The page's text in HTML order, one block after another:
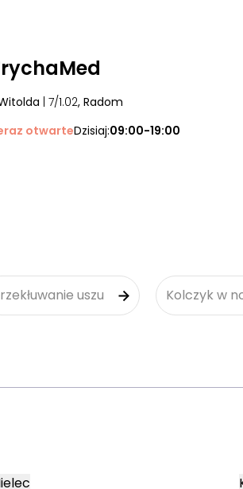
| 7/1.02, Radom
otwarteDzisiaj:09:00-19:00
uszu Kolczyk w